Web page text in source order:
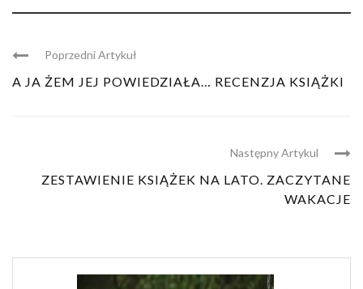
Poprzedni Artykuł
A JA ŻEM JEJ POWIEDZIAŁA… RECENZJA KSIĄŻKI
Następny Artykul
ZESTAWIENIE KSIĄŻEK NA LATO. ZACZYTANE
WAKACJE